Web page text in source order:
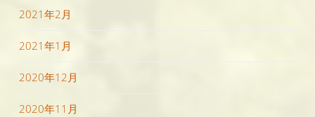
2021年2月
2021年1月
2020年12月
2020年11月